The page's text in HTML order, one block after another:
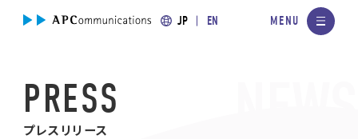
JP EN
PRESS
プレスリリース